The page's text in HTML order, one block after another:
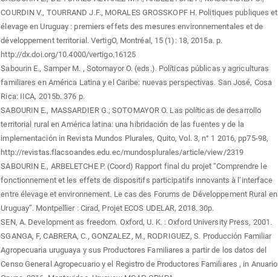
COURDIN V., TOURRAND J.F., MORALES GROSSKOPF H. Politiques publiques et
élevage en Uruguay : premiers effets des mesures environnementales et de
développement territorial. VertigO, Montréal, 15 (1): 18, 2015a. p.
http://dx.doi.org/10.4000/vertigo.16125
Sabourin E., Samper M. , Sotomayor O. (eds.). Políticas públicas y agriculturas
familiares en América Latina y el Caribe: nuevas perspectivas. San José, Cosa
Rica: IICA, 2015b. 376 p.
SABOURIN E., MASSARDIER G.; SOTOMAYOR O. Las políticas de desarrollo
territorial rural en América latina: una hibridación de las fuentes y de la
implementación in Revista Mundos Plurales, Quito, Vol. 3, n° 1 2016, pp75-98,
http://revistas.flacsoandes.edu.ec/mundosplurales/article/view/2319
SABOURIN E., ARBELETCHE P. (Coord) Rapport final du projet “Comprendre le
fonctionnement et les effets de dispositifs participatifs innovants à l’interface
entre élevage et environnement. Le cas des Forums de Développement Rural en
Uruguay”. Montpellier : Cirad, Projet ECOS UDELAR, 2018. 30p.
SEN, A. Development as freedom. Oxford, U. K. : Oxford University Press, 2001.
SGANGA, F, CABRERA, C., GONZALEZ, M., RODRIGUEZ, S. Producción Familiar
Agropecuaria uruguaya y sus Productores Familiares a partir de los datos del
Censo General Agropecuario y el Registro de Productores Familiares , in Anuario